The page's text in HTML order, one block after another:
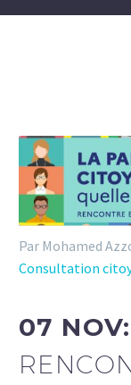
Par Mohamed
Consultation
07 NOV: